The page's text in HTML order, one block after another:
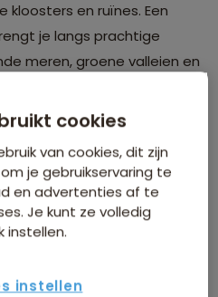
kloosters en ruïnes. Een
je langs prachtige
meren, groene valleien en
en sfeer. Ga op
plekken van Albanië.
cookies
van cookies, dit zijn
je gebruikservaring te
en advertenties af te
Je kunt ze volledig
instellen.
instellen